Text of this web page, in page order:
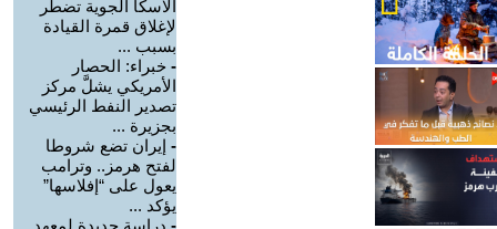
ألاسكا الجوية تضطر
لإغلاق قمرة القيادة
بسبب ...
- خبراء: الحصار
الأمريكي يشلَّ مركز
تصدير النفط الرئيسي
بجزيرة ...
- إيران تضع شروطا
لفتح هرمز.. وترامب
يعول على “إفلاسها”
يؤكد ...
- دراسة جديدة لمعهد